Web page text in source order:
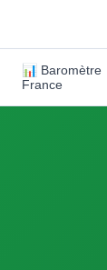
📊 Baromètre
France